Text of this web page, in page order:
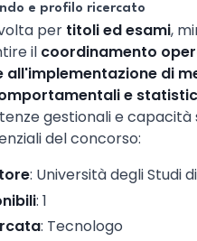
e profilo ricercato
per titoli ed esami,
il coordinamento
all'implementazione di
e
gestionali e capacità
del concorso:
: Università degli Studi
: 1
: Tecnologo